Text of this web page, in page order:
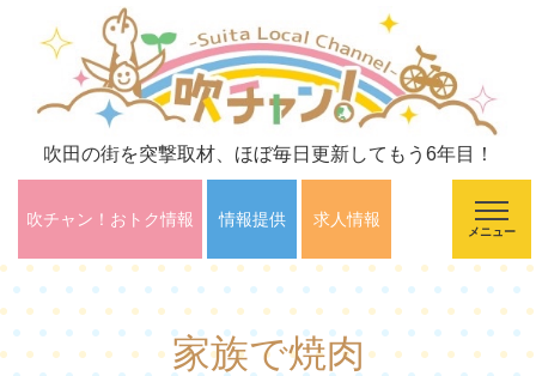
吹田の街を突撃取材、ほぼ毎日更新してもう6年目！
吹チャン！おトク情報 情報提供 求人情報
メニュー
家族で焼肉